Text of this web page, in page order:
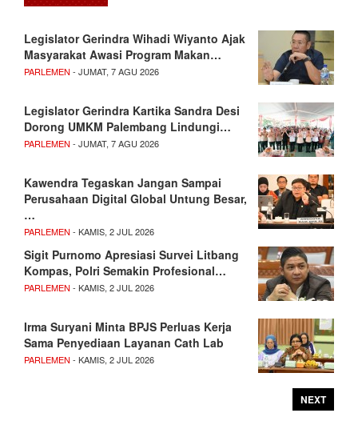
Legislator Gerindra Wihadi Wiyanto Ajak
Masyarakat Awasi Program Makan…
PARLEMEN - JUMAT, 7 AGU 2026
Legislator Gerindra Kartika Sandra Desi
Dorong UMKM Palembang Lindungi…
PARLEMEN - JUMAT, 7 AGU 2026
Kawendra Tegaskan Jangan Sampai
Perusahaan Digital Global Untung Besar,
…
PARLEMEN - KAMIS, 2 JUL 2026
Sigit Purnomo Apresiasi Survei Litbang
Kompas, Polri Semakin Profesional…
PARLEMEN - KAMIS, 2 JUL 2026
Irma Suryani Minta BPJS Perluas Kerja
Sama Penyediaan Layanan Cath Lab
PARLEMEN - KAMIS, 2 JUL 2026
NEXT